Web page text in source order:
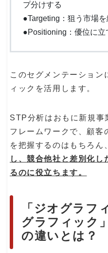
プ分けする
●Targeting：狙う市場
●Positioning：優位に立
このセグメンテーション
ィックを活用します。
STP分析はおもに新規事
フレームワークで、顧客
を把握するのはもちろん、
し、競合他社と差別化し
るのに役立ちます。
「ジオグラフ
グラフィック
の違いとは？